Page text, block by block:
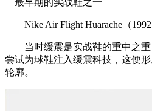
Nike Air Flight Huarache（1992
当时缓震是实战鞋的重中之重
尝试为球鞋注入缓震科技，这便
轮廓。